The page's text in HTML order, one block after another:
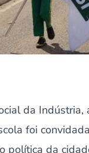
da
foi
política da